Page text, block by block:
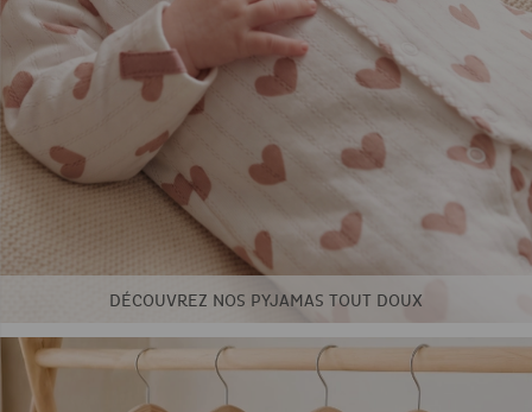
DÉCOUVREZ NOS PYJAMAS TOUT DOUX